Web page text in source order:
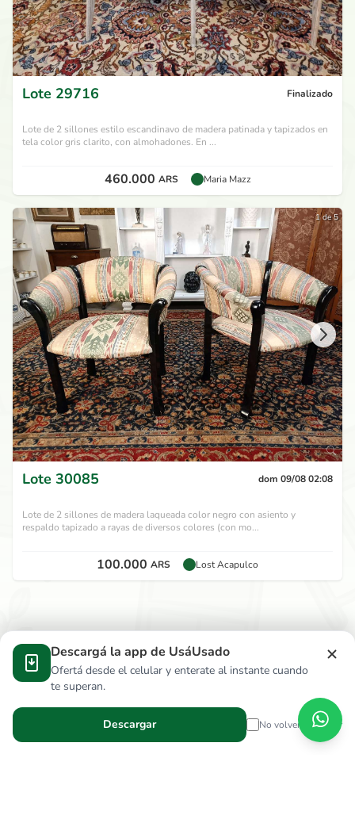
Lote 29716 Finalizado
Lote de 2 sillones estilo escandinavo de madera patinada y tapizados en
tela color gris clarito, con almohadones. En ...
460.000 ARS Maria Mazz
1 de 5
Lote 30085 dom 09/08 02:08
Lote de 2 sillones de madera laqueada color negro con asiento y
respaldo tapizado a rayas de diversos colores (con mo...
100.000 ARS Lost Acapulco
Descargá la app de UsáUsado
Ofertá desde el celular y enterate al instante cuando
te superan.
Descargar No volver a mostrar